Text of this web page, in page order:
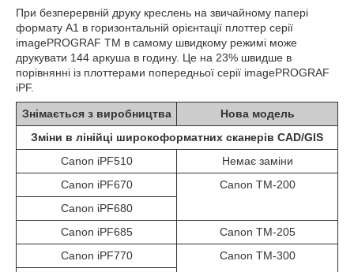
При безперервній друку креслень на звичайному папері
формату A1 в горизонтальній орієнтації плоттер серії
imagePROGRAF TM в самому швидкому режимі може
друкувати 144 аркуша в годину. Це на 23% швидше в
порівнянні із плоттерами попередньої серії imagePROGRAF
iPF.
Знімається з виробництва
Нова модель
Зміни в лінійці широкоформатних сканерів CAD/GIS
Canon iPF510
Немає заміни
Canon iPF670
Canon TM-200
Canon iPF680
Canon iPF685
Canon TM-205
Canon iPF770
Canon TM-300